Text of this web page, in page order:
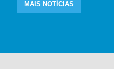
MAIS NOTÍCIAS